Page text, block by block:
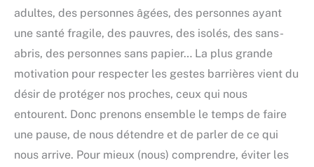
adultes, des personnes âgées, des personnes ayant
une santé fragile, des pauvres, des isolés, des sans-
abris, des personnes sans papier… La plus grande
motivation pour respecter les gestes barrières vient du
désir de protéger nos proches, ceux qui nous
entourent. Donc prenons ensemble le temps de faire
une pause, de nous détendre et de parler de ce qui
nous arrive. Pour mieux (nous) comprendre, éviter les